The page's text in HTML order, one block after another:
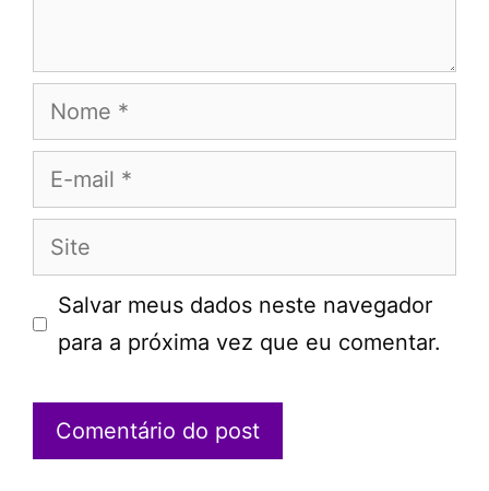
Nome
E-
mail
Site
Salvar meus dados neste navegador
para a próxima vez que eu comentar.